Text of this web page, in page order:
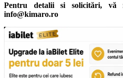
Pentru detalii si solicitări, vă
info@kimaro.ro